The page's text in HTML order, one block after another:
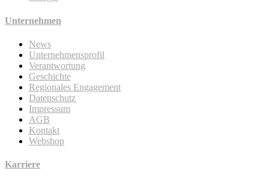
Unternehmen
News
Unternehmensprofil
Verantwortung
Geschichte
Regionales Engagement
Datenschutz
Impressum
AGB
Kontakt
Webshop
Karriere